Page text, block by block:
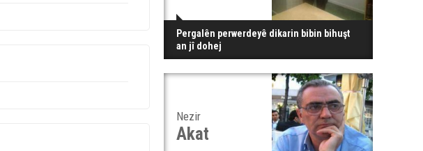
Pergalên perwerdeyê dikarin bibin bihuşt
an jî dohej
Nezir
Akat